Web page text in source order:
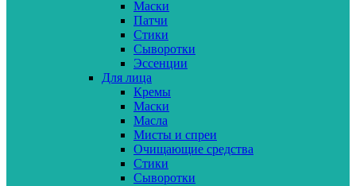
Маски
Патчи
Стики
Сыворотки
Эссенции
Для лица
Кремы
Маски
Масла
Мисты и спреи
Очищающие средства
Стики
Сыворотки